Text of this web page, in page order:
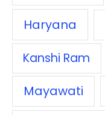
Haryana
Kanshi Ram
Mayawati